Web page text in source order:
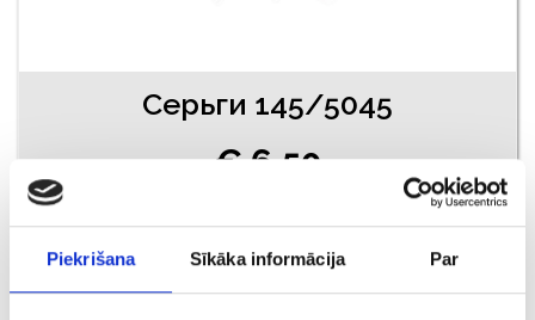
Piekrišana Sīkāka informācija Par
Серьги 145/5045
€ 6.50
ДОБАВИТЬ В КОРЗИНУ